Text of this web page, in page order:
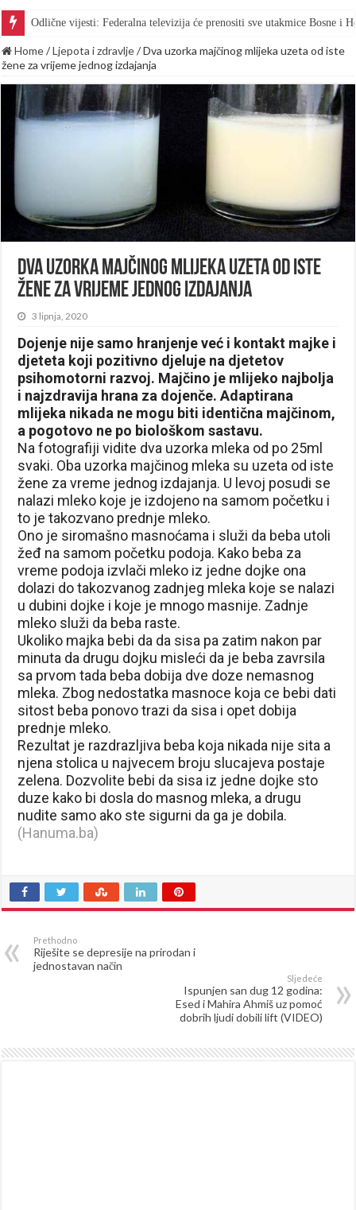
Odlične vijesti: Federalna televizija će prenositi sve utakmice Bosne i
Home/Ljepota i zdravlje/Dva uzorka majčinog mlijeka uzeta od iste
žene za vrijeme jednog izdajanja
Dva uzorka majčinog mlijeka uzeta od iste
žene za vrijeme jednog izdajanja
3 lipnja, 2020
Dojenje nije samo hranjenje već i kontakt majke i
djeteta koji pozitivno djeluje na djetetov
psihomotorni razvoj. Majčino je mlijeko najbolja
i najzdravija hrana za dojenče. Adaptirana
mlijeka nikada ne mogu biti identična majčinom,
a pogotovo ne po biološkom sastavu.
Na fotografiji vidite dva uzorka mleka od po 25ml
svaki. Oba uzorka majčinog mleka su uzeta od iste
žene za vreme jednog izdajanja. U levoj posudi se
nalazi mleko koje je izdojeno na samom početku i
to je takozvano prednje mleko.
Ono je siromašno masnoćama i služi da beba utoli
žeđ na samom početku podoja. Kako beba za
vreme podoja izvlači mleko iz jedne dojke ona
dolazi do takozvanog zadnjeg mleka koje se nalazi
u dubini dojke i koje je mnogo masnije. Zadnje
mleko služi da beba raste.
Ukoliko majka bebi da da sisa pa zatim nakon par
minuta da drugu dojku misleći da je beba zavrsila
sa prvom tada beba dobija dve doze nemasnog
mleka. Zbog nedostatka masnoce koja ce bebi dati
sitost beba ponovo trazi da sisa i opet dobija
prednje mleko.
Rezultat je razdrazljiva beba koja nikada nije sita a
njena stolica u najvecem broju slucajeva postaje
zelena. Dozvolite bebi da sisa iz jedne dojke sto
duze kako bi dosla do masnog mleka, a drugu
nudite samo ako ste sigurni da ga je dobila.
(Hanuma.ba)
Prethodno
Riješite se depresije na prirodan i
jednostavan način
Sljedeće
Ispunjen san dug 12 godina:
Esed i Mahira Ahmiš uz pomoć
dobrih ljudi dobili lift (VIDEO)